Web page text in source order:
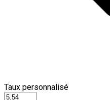
Taux personnalisé